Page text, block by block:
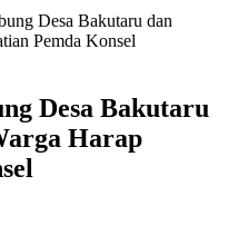
Desa Bakutaru dan
Pemda Konsel
Desa Bakutaru
Harap